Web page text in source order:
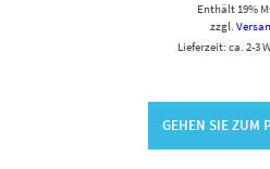
Enthält 19%
zzgl.
Lieferzeit: ca. 2-3
GEHEN SIE ZUM